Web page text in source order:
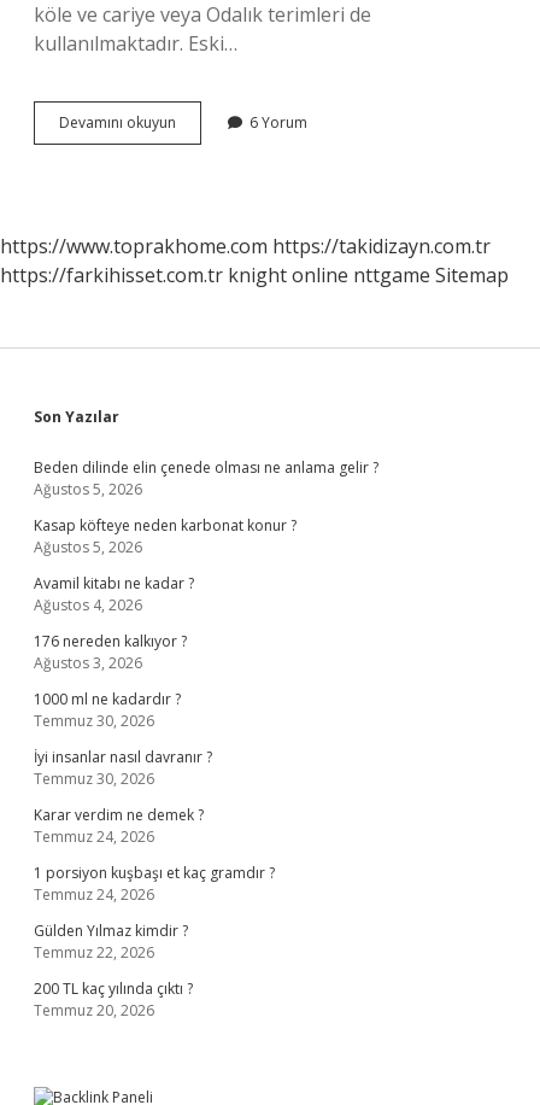
köle ve cariye veya Odalık terimleri de
kullanılmaktadır. Eski…
Devamını okuyun Mükateb
Köle
6 Yorum
https://www.toprakhome.com https://takidizayn.com.tr
https://farkihisset.com.tr knight online nttgame Sitemap
Sidebar
Son Yazılar
Beden dilinde elin çenede olması ne anlama gelir ?
Ağustos 5, 2026
Kasap köfteye neden karbonat konur ?
Ağustos 5, 2026
Avamil kitabı ne kadar ?
Ağustos 4, 2026
176 nereden kalkıyor ?
Ağustos 3, 2026
1000 ml ne kadardır ?
Temmuz 30, 2026
İyi insanlar nasıl davranır ?
Temmuz 30, 2026
Karar verdim ne demek ?
Temmuz 24, 2026
1 porsiyon kuşbaşı et kaç gramdır ?
Temmuz 24, 2026
Gülden Yılmaz kimdir ?
Temmuz 22, 2026
200 TL kaç yılında çıktı ?
Temmuz 20, 2026